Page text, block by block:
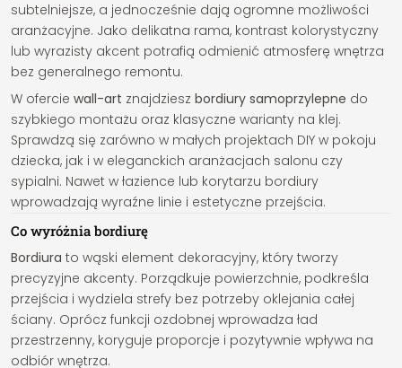
subtelniejsze, a jednocześnie dają ogromne możliwości
aranżacyjne. Jako delikatna rama, kontrast kolorystyczny
lub wyrazisty akcent potrafią odmienić atmosferę wnętrza
bez generalnego remontu.
W ofercie wall-art znajdziesz bordiury samoprzylepne do
szybkiego montażu oraz klasyczne warianty na klej.
Sprawdzą się zarówno w małych projektach DIY w pokoju
dziecka, jak i w eleganckich aranżacjach salonu czy
sypialni. Nawet w łazience lub korytarzu bordiury
wprowadzają wyraźne linie i estetyczne przejścia.
Co wyróżnia bordiurę
Bordiura to wąski element dekoracyjny, który tworzy
precyzyjne akcenty. Porządkuje powierzchnie, podkreśla
przejścia i wydziela strefy bez potrzeby oklejania całej
ściany. Oprócz funkcji ozdobnej wprowadza ład
przestrzenny, koryguje proporcje i pozytywnie wpływa na
odbiór wnętrza.